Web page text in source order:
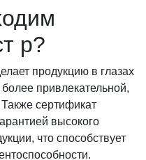
р?
продукцию в глазах
привлекательной,
сертификат
высокого
что способствует